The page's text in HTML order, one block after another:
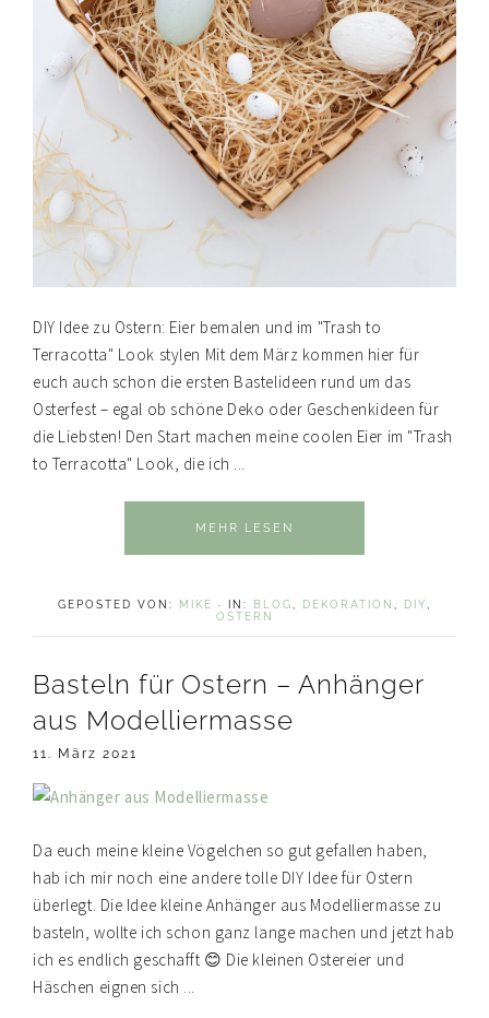
DIY Idee zu Ostern: Eier bemalen und im "Trash to
Terracotta" Look stylen Mit dem März kommen hier für
euch auch schon die ersten Bastelideen rund um das
Osterfest – egal ob schöne Deko oder Geschenkideen für
die Liebsten! Den Start machen meine coolen Eier im "Trash
to Terracotta" Look, die ich ...
MEHR LESEN
GEPOSTED VON: MIKE · IN: BLOG DEKORATION DIY
OSTERN
Basteln für Ostern – Anhänger
aus Modelliermasse
11. März 2021
Da euch meine kleine Vögelchen so gut gefallen haben,
hab ich mir noch eine andere tolle DIY Idee für Ostern
überlegt. Die Idee kleine Anhänger aus Modelliermasse zu
basteln, wollte ich schon ganz lange machen und jetzt hab
ich es endlich geschafft 😊 Die kleinen Ostereier und
Häschen eignen sich ...